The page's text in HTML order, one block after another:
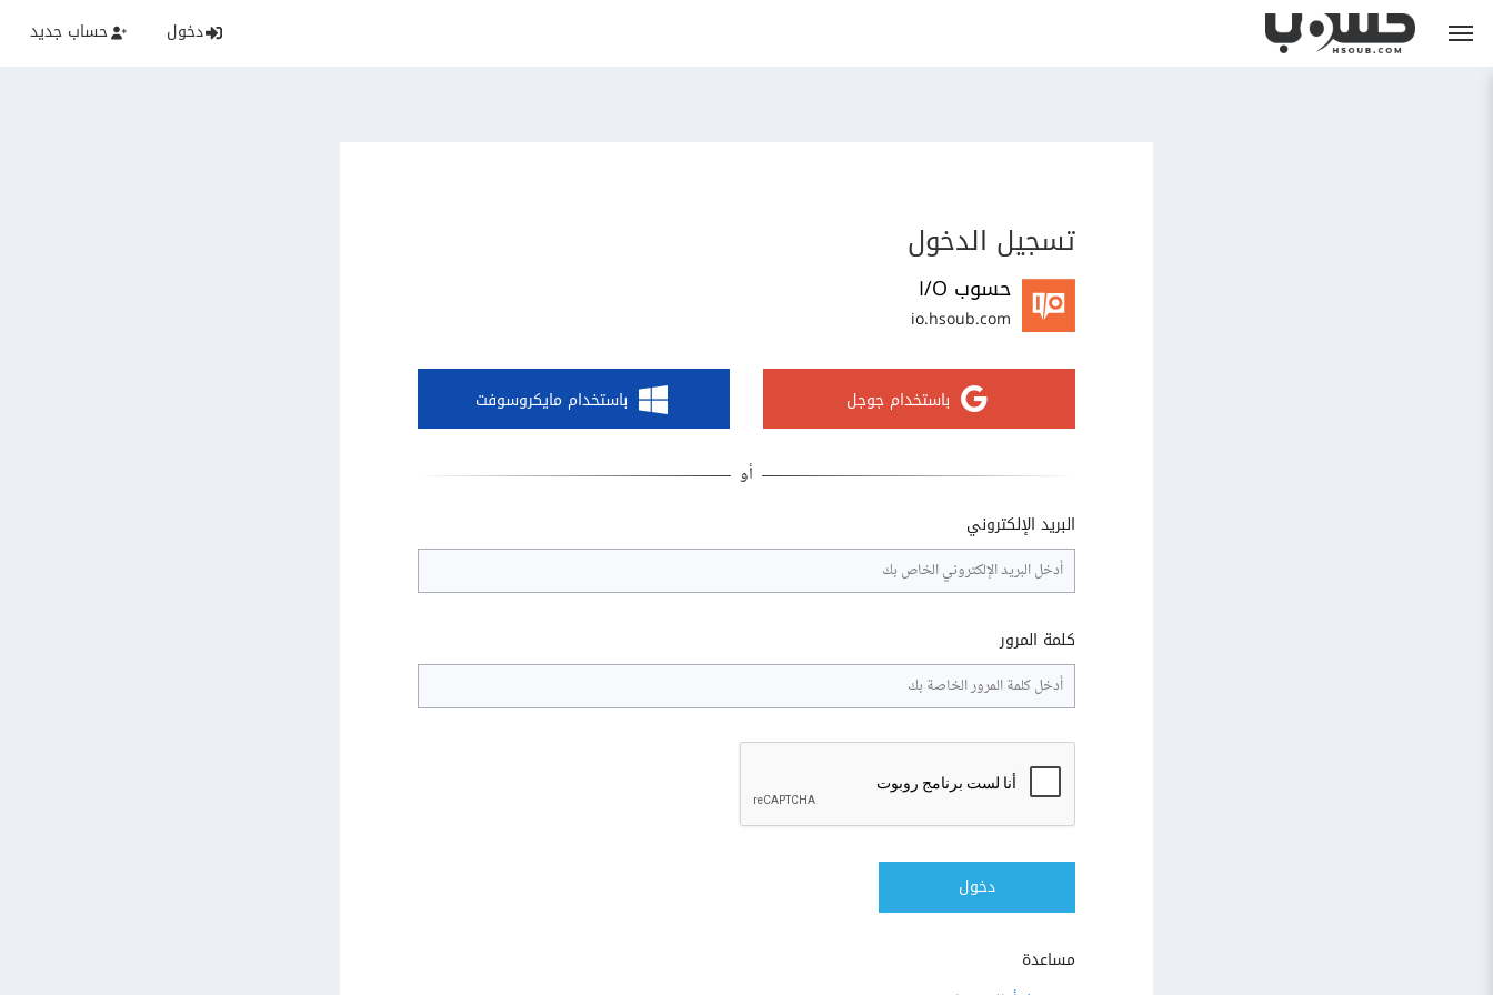
دخول حساب جديد
تسجيل الدخول
حسوب I/O
io.hsoub.com
باستخدام جوجل باستخدام مايكروسوفت
البريد الإلكتروني
كلمة المرور
دخول
مساعدة